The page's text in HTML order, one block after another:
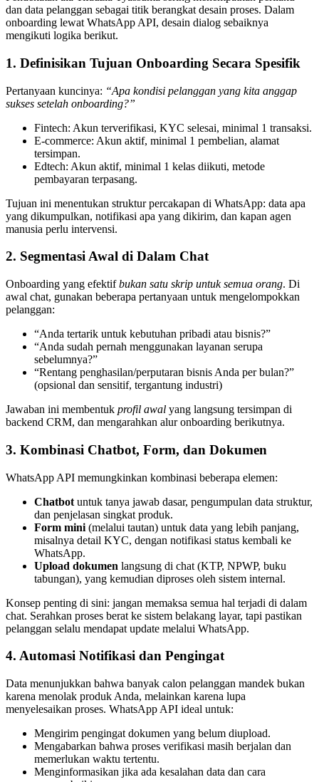
dan data pelanggan sebagai titik berangkat desain proses. Dalam
onboarding lewat WhatsApp API, desain dialog sebaiknya
mengikuti logika berikut.
1. Definisikan Tujuan Onboarding Secara Spesifik
Pertanyaan kuncinya: “Apa kondisi pelanggan yang kita anggap
sukses setelah onboarding?”
Fintech: Akun terverifikasi, KYC selesai, minimal 1 transaksi.
E-commerce: Akun aktif, minimal 1 pembelian, alamat
tersimpan.
Edtech: Akun aktif, minimal 1 kelas diikuti, metode
pembayaran terpasang.
Tujuan ini menentukan struktur percakapan di WhatsApp: data apa
yang dikumpulkan, notifikasi apa yang dikirim, dan kapan agen
manusia perlu intervensi.
2. Segmentasi Awal di Dalam Chat
Onboarding yang efektifbukan satu skrip untuk semua orang. Di
awal chat, gunakan beberapa pertanyaan untuk mengelompokkan
pelanggan:
“Anda tertarik untuk kebutuhan pribadi atau bisnis?”
“Anda sudah pernah menggunakan layanan serupa
sebelumnya?”
“Rentang penghasilan/perputaran bisnis Anda per bulan?”
(opsional dan sensitif, tergantung industri)
Jawaban ini membentuk profil awal yang langsung tersimpan di
backend CRM, dan mengarahkan alur onboarding berikutnya.
3. Kombinasi Chatbot, Form, dan Dokumen
WhatsApp API memungkinkan kombinasi beberapa elemen:
Chatbot untuk tanya jawab dasar, pengumpulan data struktur,
dan penjelasan singkat produk.
Form mini (melalui tautan) untuk data yang lebih panjang,
misalnya detail KYC, dengan notifikasi status kembali ke
WhatsApp.
Upload dokumen langsung di chat (KTP, NPWP, buku
tabungan), yang kemudian diproses oleh sistem internal.
Konsep penting di sini: jangan memaksa semua hal terjadi di dalam
chat. Serahkan proses berat ke sistem belakang layar, tapi pastikan
pelanggan selalu mendapat update melalui WhatsApp.
4. Automasi Notifikasi dan Pengingat
Data menunjukkan bahwa banyak calon pelanggan mandek bukan
karena menolak produk Anda, melainkan karena lupa
menyelesaikan proses. WhatsApp API ideal untuk:
Mengirim pengingat dokumen yang belum diupload.
Mengabarkan bahwa proses verifikasi masih berjalan dan
memerlukan waktu tertentu.
Menginformasikan jika ada kesalahan data dan cara